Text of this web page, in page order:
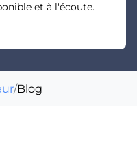
et à l'écoute.
/Blog